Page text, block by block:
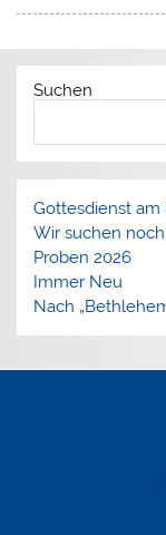
Suchen
Gottesdienst
Wir suchen
Proben 2026
Immer Neu
Nach